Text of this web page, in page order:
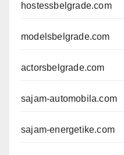
hostessbelgrade.com
modelsbelgrade.com
actorsbelgrade.com
sajam-automobila.com
sajam-energetike.com